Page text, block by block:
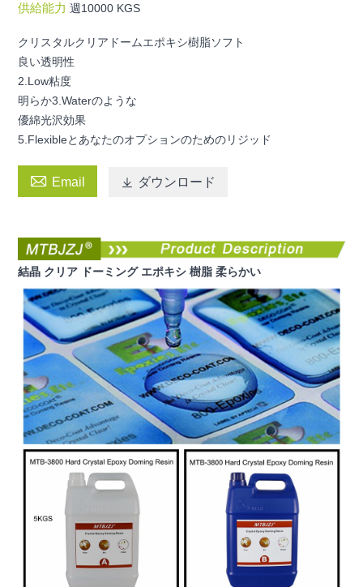
供給能力週10000 KGS
クリスタルクリアドームエポキシ樹脂ソフト
良い透明性
2.Low粘度
明らか3.Waterのような
優綿光沢効果
5.Flexibleとあなたのオプションのためのリジッド
 Email  ダウンロード
結晶 クリア ドーミング エポキシ 樹脂 柔らかい